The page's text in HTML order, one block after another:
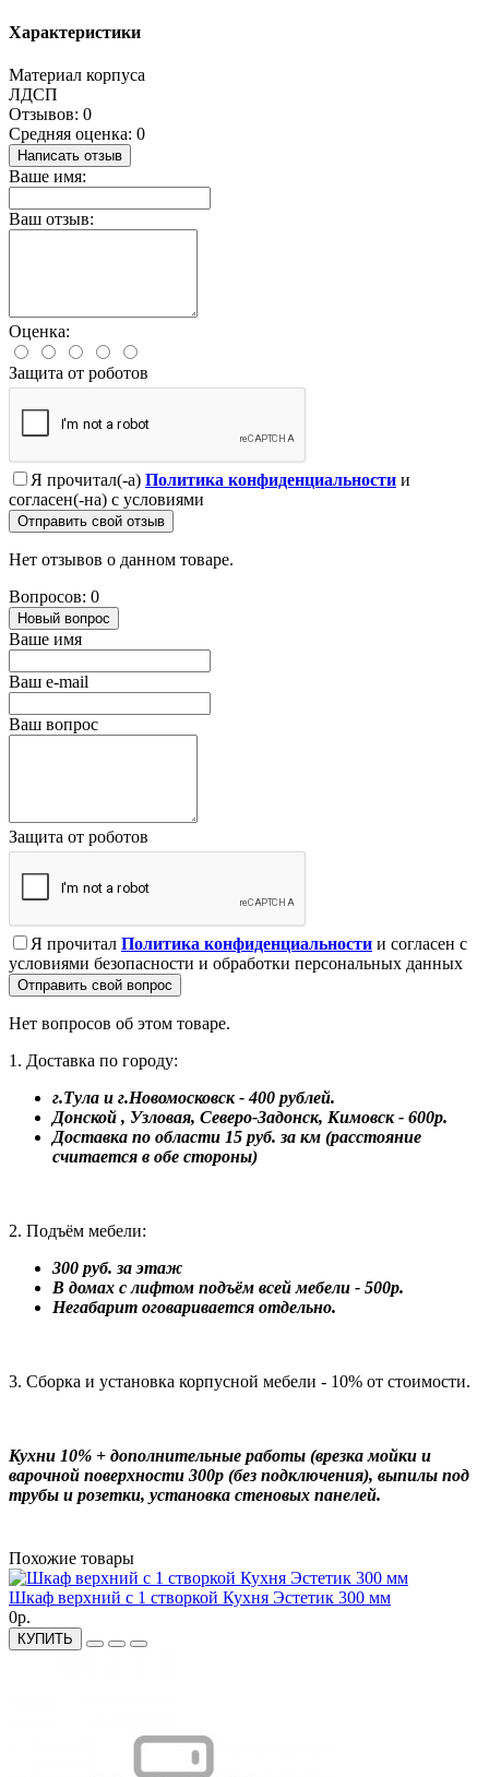
Характеристики
Материал корпуса
ЛДСП
Отзывов: 0
Средняя оценка: 0
Написать отзыв
Ваше имя:
Ваш отзыв:
Оценка:
Защита от роботов
Я прочитал(-а) Политика конфиденциальности и
согласен(-на) с условиями
Отправить свой отзыв
Нет отзывов о данном товаре.
Вопросов: 0
Новый вопрос
Ваше имя
Ваш e-mail
Ваш вопрос
Защита от роботов
Я прочитал Политика конфиденциальности и согласен с
условиями безопасности и обработки персональных данных
Отправить свой вопрос
Нет вопросов об этом товаре.
1. Доставка по городу:
г.Тула и г.Новомосковск - 400 рублей.
Донской , Узловая, Северо-Задонск, Кимовск - 600р.
Доставка по области 15 руб. за км (расстояние
считается в обе стороны)
2. Подъём мебели:
300 руб. за этаж
В домах с лифтом подъём всей мебели - 500р.
Негабарит оговаривается отдельно.
3. Сборка и установка корпусной мебели - 10% от стоимости.
Кухни 10% + дополнительные работы (врезка мойки и
варочной поверхности 300р (без подключения), выпилы под
трубы и розетки, установка стеновых панелей.
Похожие товары
Шкаф верхний с 1 створкой Кухня Эстетик 300 мм
0р.
КУПИТЬ